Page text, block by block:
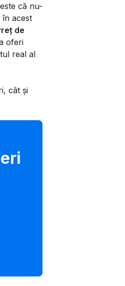
că nu-
în acest
de
oferi
real al
cât și